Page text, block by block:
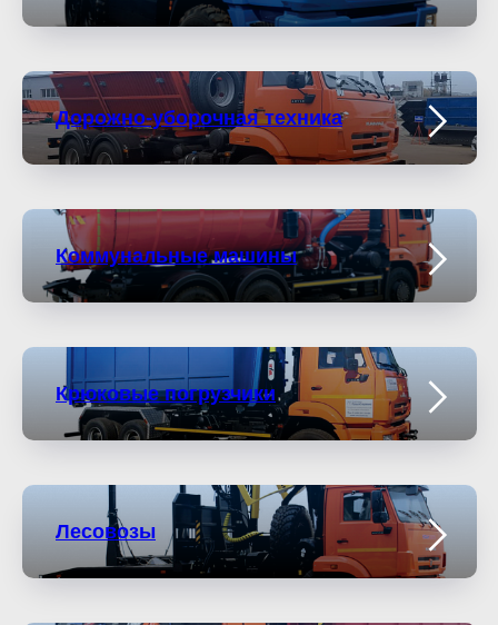
Дорожно-уборочная техника
Коммунальные машины
Крюковые погрузчики
Лесовозы